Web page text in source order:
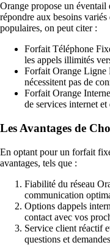
Orange propose un
répondre aux besoins
populaires, on peut citer :
Forfait Téléphone
les appels illimités
Forfait Orange Ligne
nécessitent pas de
Forfait Orange
de services internet
Les Avantages de
En optant pour un forfait
avantages, tels que :
Fiabilité du réseau
communication
Options dappels
contact avec vos
Service client réactif
questions et